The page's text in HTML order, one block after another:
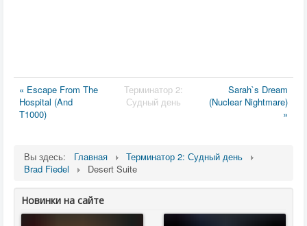
« Escape From The
Hospital (And
T1000)
Терминатор 2:
Судный день
Sarah`s Dream
(Nuclear Nightmare)
»
Вы здесь: Главная
Терминатор 2: Судный день
Brad Fiedel
Desert Suite
Новинки на сайте